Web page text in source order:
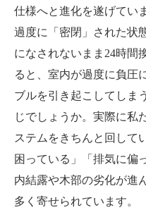
仕様へと進化を遂げてい
過度に「密閉」された状
になされないまま24時間
ると、室内が過度に負圧
ブルを引き起こしてしま
じでしょうか。実際に私
ステムをきちんと回して
困っている」「排気に偏
内結露や木部の劣化が進
多く寄せられています。